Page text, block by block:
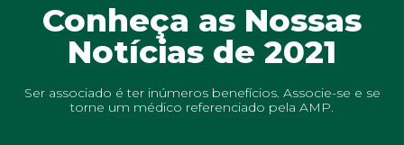
Conheça as Nossas
Notícias de 2021
Ser associado é ter inúmeros benefícios. Associe-se e se
torne um médico referenciado pela AMP.